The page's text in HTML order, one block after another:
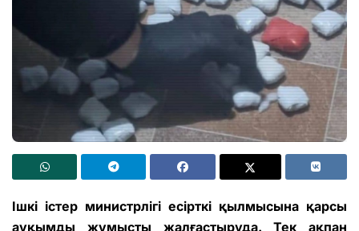
Ішкі істер министрлігі есірткі қылмысына қарсы
ауқымды жұмысты жалғастыруда. Тек ақпан